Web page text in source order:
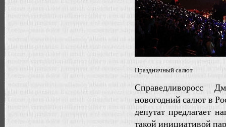
Праздничный салют
Справедливоросс
новогодний салют в
депутат предлагает
такой инициативой